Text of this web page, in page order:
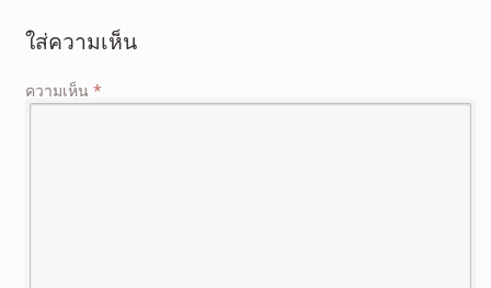
ใส่ความเห็น
ความเห็น *